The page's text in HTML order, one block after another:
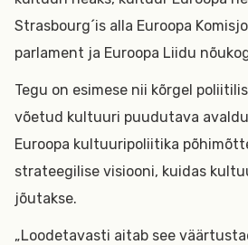
Strasbourg´is alla Euroopa
parlament ja Euroopa Liidu
Tegu on esimese nii kõrgel
võetud kultuuri puudutava
Euroopa kultuuripoliitika
strateegilise visiooni, kuidas
jõutakse.
„Loodetavasti aitab see